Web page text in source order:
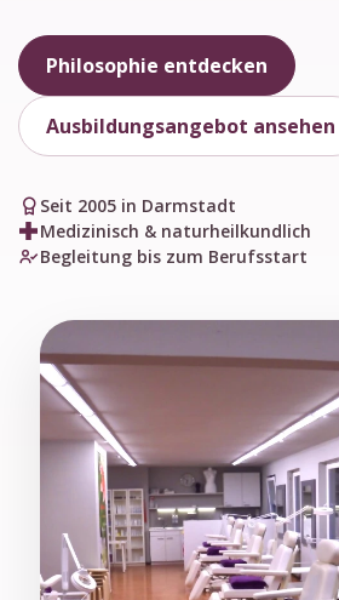
Philosophie entdecken
Ausbildungsangebot ansehen
Seit 2005 in Darmstadt
Medizinisch & naturheilkundlich
Begleitung bis zum Berufsstart